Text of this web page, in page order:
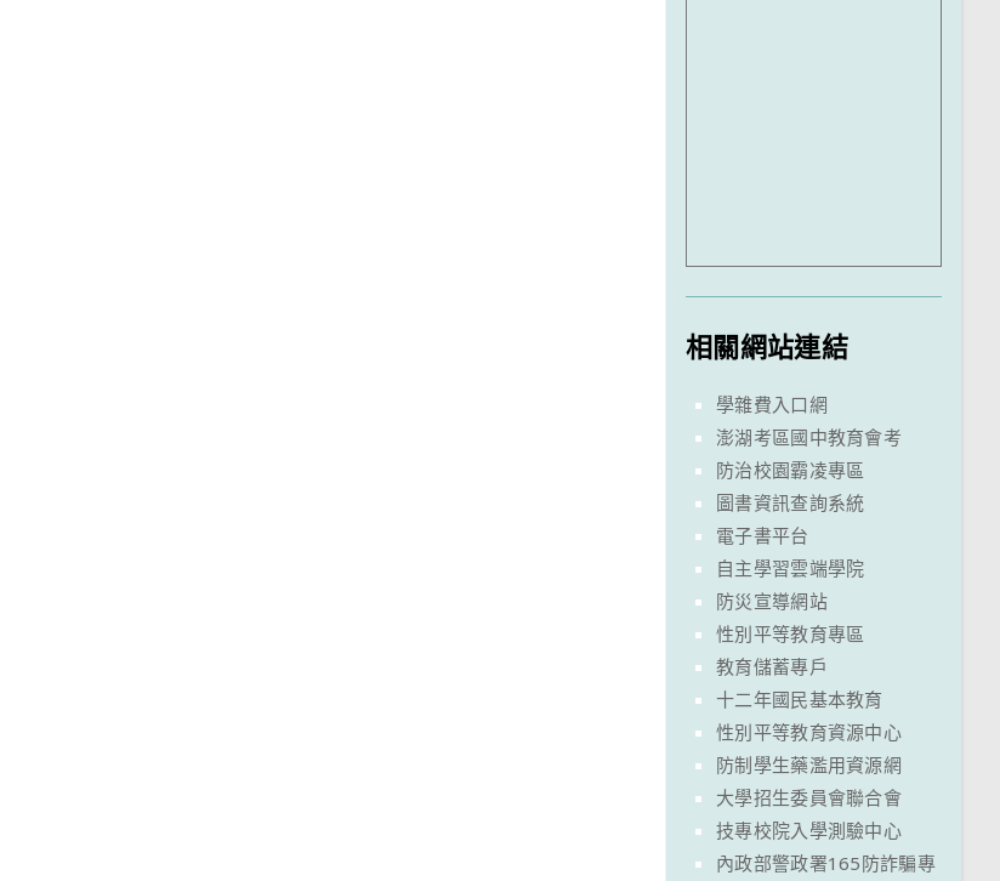
相關網站連結
學雜費入口網
澎湖考區國中教育會考
防治校園霸凌專區
圖書資訊查詢系統
電子書平台
自主學習雲端學院
防災宣導網站
性別平等教育專區
教育儲蓄專戶
十二年國民基本教育
性別平等教育資源中心
防制學生藥濫用資源網
大學招生委員會聯合會
技專校院入學測驗中心
內政部警政署165防詐騙專